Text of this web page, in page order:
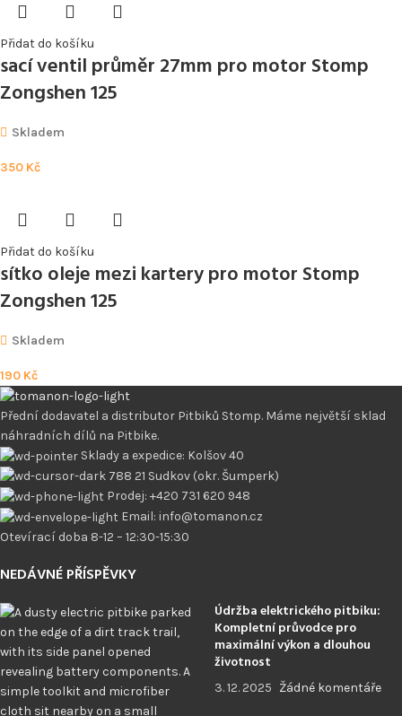
Přidat do košíku
sací ventil průměr 27mm pro motor Stomp
Zongshen 125
Skladem
350 Kč
Přidat do košíku
sítko oleje mezi kartery pro motor Stomp
Zongshen 125
Skladem
190 Kč
Přední dodavatel a distributor Pitbiků Stomp. Máme největší sklad
náhradních dílů na Pitbike.
Sklady a expedice: Kolšov 40
788 21 Sudkov (okr. Šumperk)
Prodej: +420 731 620 948
Email: info@tomanon.cz
Otevírací doba 8-12 – 12:30-15:30
NEDÁVNÉ PŘÍSPĚVKY
Údržba elektrického pitbiku:
Kompletní průvodce pro
maximální výkon a dlouhou
životnost
3. 12. 2025 Žádné komentáře